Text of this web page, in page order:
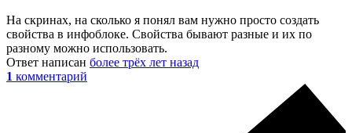
На скринах, на сколько я понял вам нужно просто создать
свойства в инфоблоке. Свойства бывают разные и их по
разному можно использовать.
Ответ написан более трёх лет назад
1 комментарий